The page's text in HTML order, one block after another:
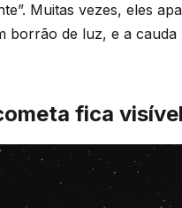
Muitas vezes, eles
borrão de luz, e a
fica